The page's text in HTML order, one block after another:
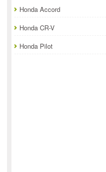
Honda Accord
Honda CR-V
Honda Pilot